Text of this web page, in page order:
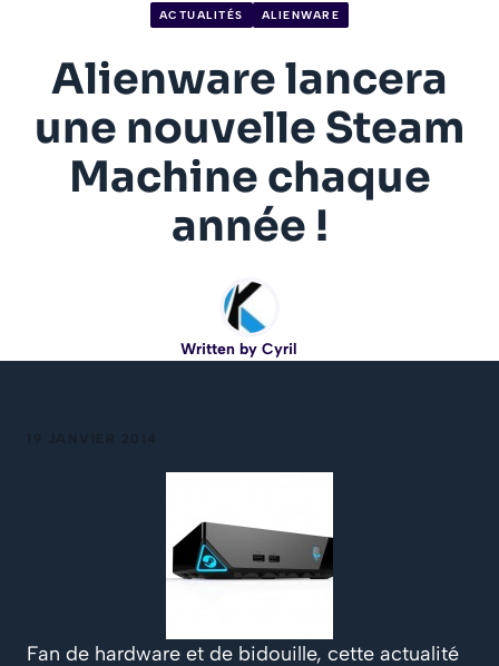
ACTUALITÉS ALIENWARE
Alienware lancera
une nouvelle Steam
Machine chaque
année !
Written by Cyril
Fan de hardware et de bidouille, cette actualité